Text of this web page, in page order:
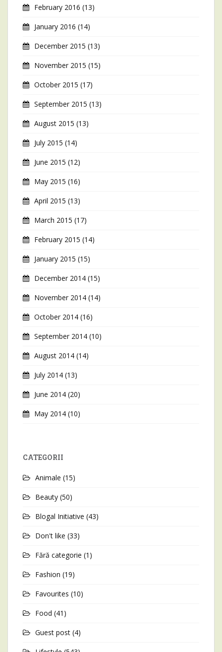
February 2016 (13)
January 2016 (14)
December 2015 (13)
November 2015 (15)
October 2015 (17)
September 2015 (13)
August 2015 (13)
July 2015 (14)
June 2015 (12)
May 2015 (16)
April 2015 (13)
March 2015 (17)
February 2015 (14)
January 2015 (15)
December 2014 (15)
November 2014 (14)
October 2014 (16)
September 2014 (10)
August 2014 (14)
July 2014 (13)
June 2014 (20)
May 2014 (10)
CATEGORII
Animale (15)
Beauty (50)
Blogal Initiative (43)
Don't like (33)
Fără categorie (1)
Fashion (19)
Favourites (10)
Food (41)
Guest post (4)